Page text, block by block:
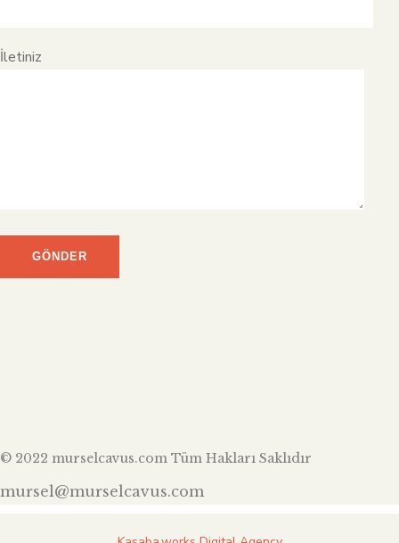
İletiniz
© 2022 murselcavus.com Tüm Hakları Saklıdır
mursel@murselcavus.com